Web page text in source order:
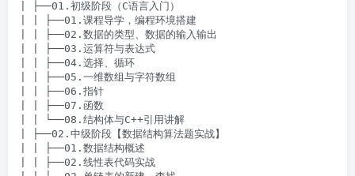
| ├──01.初级阶段（C语言入门）
| | ├──01.课程导学，编程环境搭建
| | ├──02.数据的类型、数据的输入输出
| | ├──03.运算符与表达式
| | ├──04.选择、循环
| | ├──05.一维数组与字符数组
| | ├──06.指针
| | ├──07.函数
| | └──08.结构体与C++引用讲解
| ├──02.中级阶段【数据结构算法题实战】
| | ├──01.数据结构概述
| | ├──02.线性表代码实战